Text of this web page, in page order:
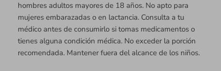
hombres adultos mayores de 18 años. No apto para
mujeres embarazadas o en lactancia. Consulta a tu
médico antes de consumirlo si tomas medicamentos o
tienes alguna condición médica. No exceder la porción
recomendada. Mantener fuera del alcance de los niños.